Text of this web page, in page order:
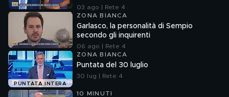
03 ago | Rete 4
ZONA BIANCA
Garlasco, la personalità di Sempio
secondo gli inquirenti
06 ago | Rete 4
PUNTATA INTERA
ZONA BIANCA
Puntata del 30 luglio
30 lug | Rete 4
10 MINUTI